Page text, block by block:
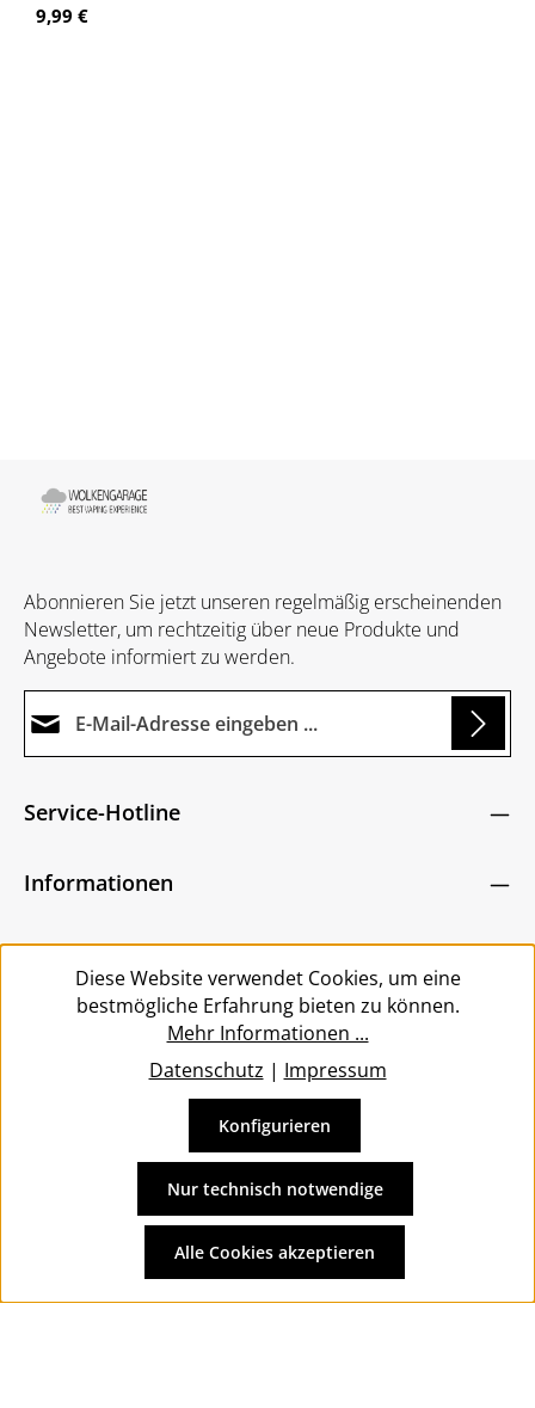
Regulärer Preis:
9,99 €
Abonnieren Sie jetzt unseren regelmäßig erscheinenden
Newsletter, um rechtzeitig über neue Produkte und
Angebote informiert zu werden.
Ich habe dieDatenschutzbestimmungen
bin mit ihnen einverstanden.
Zeichen ein*
Die mit einem Stern (*) markierten Felder sind
Service-Hotline
Informationen
Service
Vertrag widerrufen
und ggf. Nachnahmegebühren, wenn nicht anders
angegeben.
Diese Website verwendet Cookies, um eine
bestmögliche Erfahrung bieten zu können.
Mehr Informationen ...
Datenschutz | Impressum
Nur technisch notwendige
Konfigurieren
Alle Cookies akzeptieren